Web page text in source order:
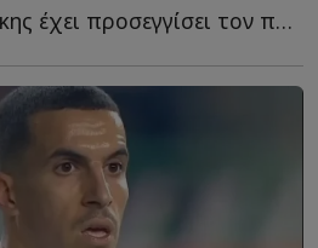
Ο Βαγγέλης Μαρινάκης έχει προσεγγίσει τον πρώην τεχνικό δ...